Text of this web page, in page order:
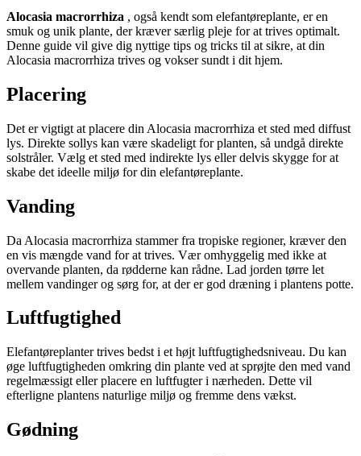
Alocasia macrorrhiza , også kendt som elefantøreplante, er en
smuk og unik plante, der kræver særlig pleje for at trives optimalt.
Denne guide vil give dig nyttige tips og tricks til at sikre, at din
Alocasia macrorrhiza trives og vokser sundt i dit hjem.
Placering
Det er vigtigt at placere din Alocasia macrorrhiza et sted med diffust
lys. Direkte sollys kan være skadeligt for planten, så undgå direkte
solstråler. Vælg et sted med indirekte lys eller delvis skygge for at
skabe det ideelle miljø for din elefantøreplante.
Vanding
Da Alocasia macrorrhiza stammer fra tropiske regioner, kræver den
en vis mængde vand for at trives. Vær omhyggelig med ikke at
overvande planten, da rødderne kan rådne. Lad jorden tørre let
mellem vandinger og sørg for, at der er god dræning i plantens potte.
Luftfugtighed
Elefantøreplanter trives bedst i et højt luftfugtighedsniveau. Du kan
øge luftfugtigheden omkring din plante ved at sprøjte den med vand
regelmæssigt eller placere en luftfugter i nærheden. Dette vil
efterligne plantens naturlige miljø og fremme dens vækst.
Gødning